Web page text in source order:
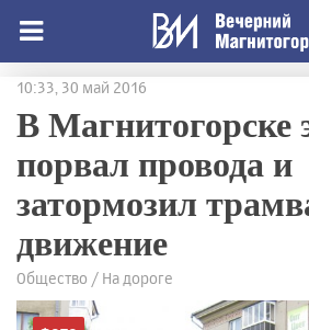
10:33, 30 май 2016
В Магнитогорске
порвал провода и
затормозил
движение
Общество / На дороге